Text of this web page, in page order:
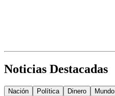
Noticias Destacadas
Nación Política Dinero Mundo